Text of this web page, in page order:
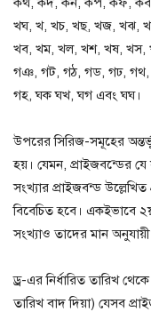
খঘ, খ, খচ, খছ, খজ, খঝ,
খব, খম, খল, খশ, খষ, খস,
গঞ, গট, গঠ, গড, গঢ,
গহ, ঘক ঘখ, ঘগ এবং ঘঘ।
উপরের সিরিজ-সমূহের
হয়। যেমন, প্রাইজবন্ডের যে
সংখ্যার প্রাইজবন্ড উল্লেখিত
বিবেচিত হবে। একইভাবে
সংখ্যাও তাদের মান অনুযায়ী
ড্র-এর নির্ধারিত তারিখ
তারিখ বাদ দিয়া) যেসব